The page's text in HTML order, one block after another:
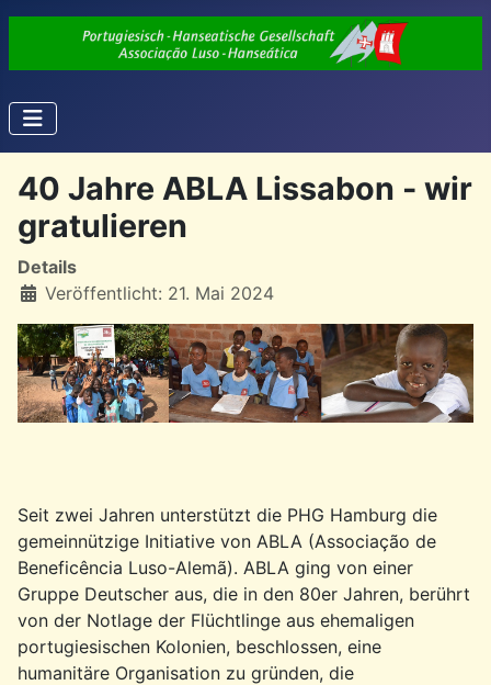
40 Jahre ABLA Lissabon - wir
gratulieren
Details
Veröffentlicht: 21. Mai 2024
Seit zwei Jahren unterstützt die PHG Hamburg die
gemeinnützige Initiative von ABLA (Associação de
Beneficência Luso-Alemã). ABLA ging von einer
Gruppe Deutscher aus, die in den 80er Jahren, berührt
von der Notlage der Flüchtlinge aus ehemaligen
portugiesischen Kolonien, beschlossen, eine
humanitäre Organisation zu gründen, die